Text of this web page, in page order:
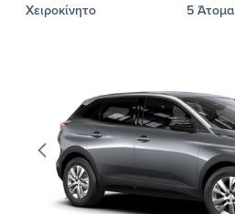
Χειροκίνητο 5 Άτομα